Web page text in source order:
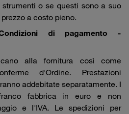
o se questi sono a suo
a costo pieno.
di pagamento -
alla fornitura così come
d'Ordine. Prestazioni
addebitate separatamente. I
fabbrica in euro e non
e l'IVA. Le spedizioni per